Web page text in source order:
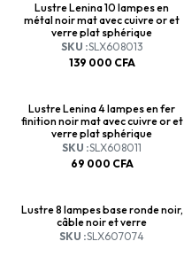
Lustre Lenina 10 lampes en
métal noir mat avec cuivre or et
verre plat sphérique
SKU :SLX608013
139 000 CFA
Lustre Lenina 4 lampes en fer
finition noir mat avec cuivre or et
verre plat sphérique
SKU :SLX608011
69 000 CFA
Lustre 8 lampes base ronde noir,
câble noir et verre
SKU :SLX607074